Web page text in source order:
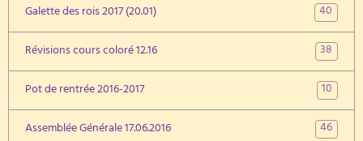
Galette des rois 2017 (20.01)
40
Révisions cours coloré 12.16
38
Pot de rentrée 2016-2017
10
Assemblée Générale 17.06.2016
46